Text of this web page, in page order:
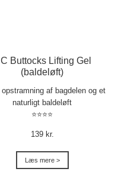
Buttocks Lifting Gel
(baldeløft)
af bagdelen og et
naturligt baldeløft
⭐⭐⭐⭐
139 kr.
Læs mere >